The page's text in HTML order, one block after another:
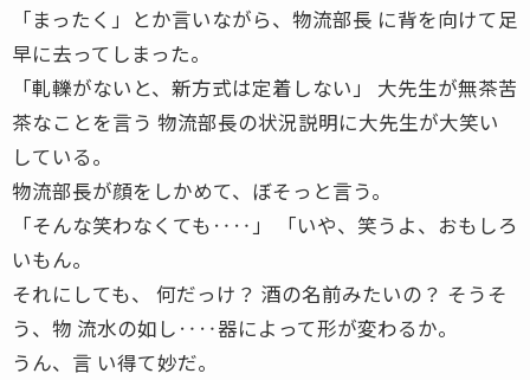
「まったく」とか言いながら、物流部長 に背を向けて足
早に去ってしまった。
「軋轢がないと、新方式は定着しない」 大先生が無茶苦
茶なことを言う 物流部長の状況説明に大先生が大笑い
している。
物流部長が顔をしかめて、ぼそっと言う。
「そんな笑わなくても‥‥」 「いや、笑うよ、おもしろ
いもん。
それにしても、 何だっけ？ 酒の名前みたいの？ そうそ
う、物 流水の如し‥‥器によって形が変わるか。
うん、言 い得て妙だ。